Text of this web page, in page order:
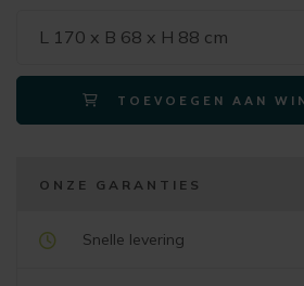
L 170 x B 68 x H 88 cm
TOEVOEGEN AAN
ONZE GARANTIES
Snelle levering